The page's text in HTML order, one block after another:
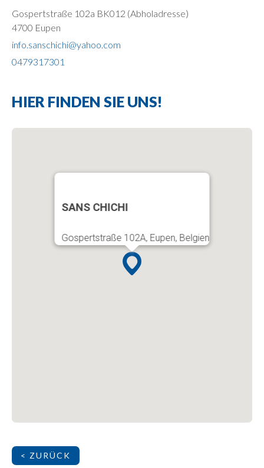
Gospertstraße 102a BK012 (Abholadresse)
4700 Eupen
info.sanschichi@yahoo.com
0479317301
HIER FINDEN SIE UNS!
SANS CHICHI
Gospertstraße 102A, Eupen, Belgien
< ZURÜCK